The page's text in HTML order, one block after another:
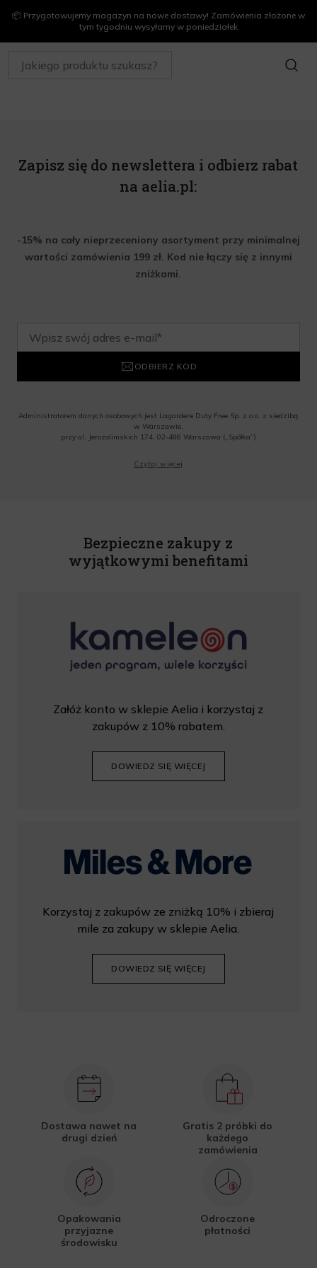
📦 Przygotowujemy magazyn na nowe dostawy! Zamówienia złożone w
tym tygodniu wysyłamy w poniedziałek
SZUKAJ
Zapisz się do newslettera i odbierz rabat
na aelia.pl:
-15% na cały nieprzeceniony asortyment przy minimalnej
wartości zamówienia 199 zł. Kod nie łączy się z innymi
zniżkami.
ODBIERZ KOD
Administratorem danych osobowych jest Lagardere Duty Free Sp. z o.o. z siedzibą
w Warszawie,
przy al. Jerozolimskich 174, 02-486 Warszawa („Spółka”)
o.o. informacji handlowych, w tym newslettera, informacji o promocjach i
Czytaj więcej
Bezpieczne zakupy z
wyjątkowymi benefitami
Załóż konto w sklepie Aelia i korzystaj z
zakupów z 10% rabatem.
DOWIEDZ SIĘ WIĘCEJ
Korzystaj z zakupów ze zniżką 10% i zbieraj
mile za zakupy w sklepie Aelia.
DOWIEDZ SIĘ WIĘCEJ
Dostawa nawet na
drugi dzień
Gratis 2 próbki do
każdego
zamówienia
Opakowania
przyjazne
środowisku
Odroczone
płatności